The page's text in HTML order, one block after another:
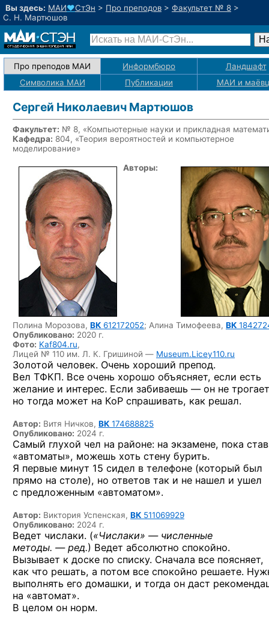
Вы здесь: МАИ♥СтЭн > Про преподов > Факультет № 8 >
С. Н. Мартюшов
Про преподов МАИ Информбюро
Ландшафт
Символика МАИ
Публикации МАИ и
Сергей Николаевич Мартюшов
Факультет: № 8, «Компьютерные науки и прикладная
Кафедра: 804, «Теория вероятностей и компьютерное
моделирование»
Авторы:
Полина Морозова, ВК 612172052; Алина Тимофеева, ВК
Опубликовано: 2020 г.
Фото: Kaf804.ru,
Лицей № 110 им. Л. К. Гришиной — Museum.Licey110.ru
Золотой человек. Очень хороший препод.
Вел ТФКП. Все очень хорошо объясняет, если есть
желание и интерес. Если забиваешь — он не
но тогда может на КоР спрашивать, как решал.
Автор: Витя Ничков, ВК 174688825
Опубликовано: 2024 г.
Самый глухой чел на районе: на экзамене, пока
«автоматы», можешь хоть стену бурить.
Я первые минут 15 сидел в телефоне (который был
прямо на столе), но ответов так и не нашел и ушел
с предложенным «автоматом».
Автор: Виктория Успенская, ВК 511069929
Опубликовано: 2024 г.
Ведет числаки. («Числаки» — численные
методы. — ред.) Ведет абсолютно спокойно.
Вызывает к доске по списку. Сначала все поясняет,
как что решать, а потом все спокойно решаете.
выполнять его домашки, и тогда он даст
на «автомат».
В целом он норм.